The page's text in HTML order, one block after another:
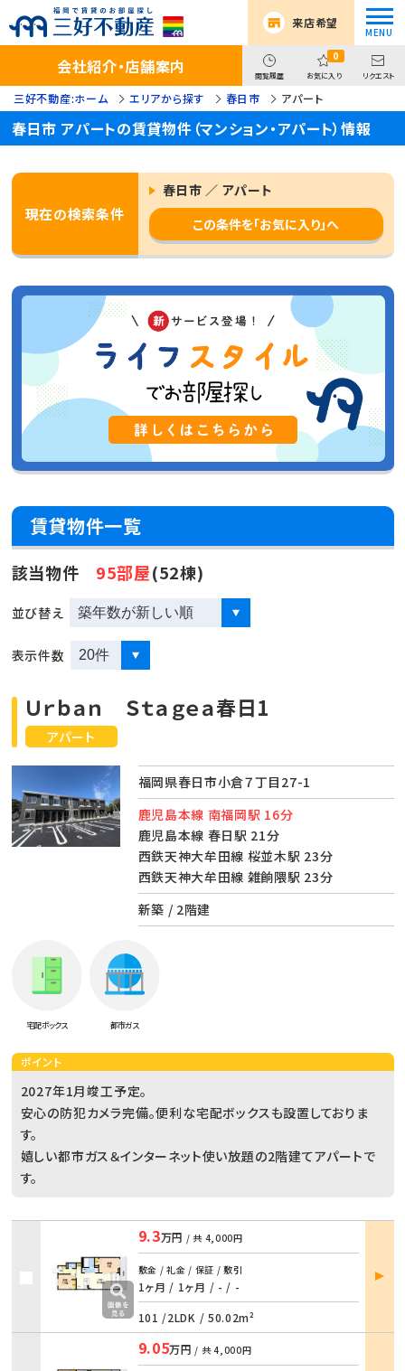
来店希望
会社紹介・店舗案内 閲覧履歴
0
お気に入り リクエスト
三好不動産:ホーム エリアから探す 春日市 アパート
春日市 アパートの賃貸物件（マンション・アパート）情報
現在の検索条件
春日市 ／ アパート
この条件を「お気に入り」へ
賃貸物件一覧
該当物件 95部屋(52棟)
並び替え
表示件数
アパート
Ｕｒｂａｎ Ｓｔａｇｅａ春日1
福岡県春日市小倉７丁目27-1
鹿児島本線 南福岡駅 16分
鹿児島本線 春日駅 21分
西鉄天神大牟田線 桜並木駅 23分
西鉄天神大牟田線 雑餉隈駅 23分
新築 / 2階建
宅配ボックス 都市ガス
ポイント
2027年1月竣工予定。
安心の防犯カメラ完備。便利な宅配ボックスも設置しておりま
す。
嬉しい都市ガス＆インターネット使い放題の2階建てアパートで
す。
9.3万円 / 共 4,000円
敷金 / 礼金 / 保証 / 敷引
1ヶ月 / 1ヶ月 / - / -
101 /2LDK / 50.02m²
部屋
詳細
9.05万円 / 共4,000円